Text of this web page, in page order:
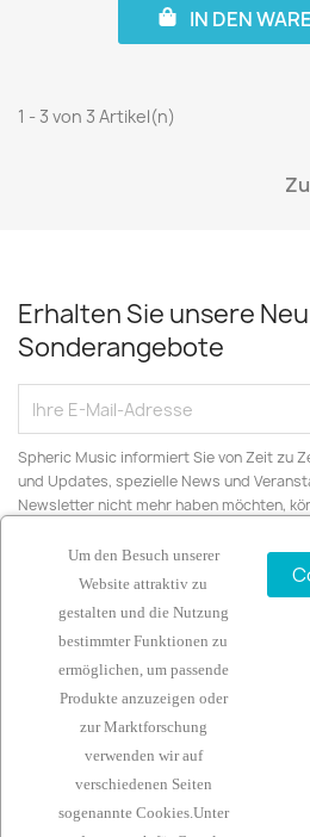
IN DEN
1 - 3 von 3 Artikel(n)
Erhalten Sie unsere
Sonderangebote
Spheric Music informiert Sie von Zeit zu
und Updates, spezielle News und
Newsletter nicht mehr haben möchten,
ARTIKEL
UNTERNEHMEN
KONTAKTINFORMATIONEN
Um den Besuch unserer
Website attraktiv zu
gestalten und die Nutzung
bestimmter Funktionen zu
ermöglichen, um passende
Produkte anzuzeigen oder
zur Marktforschung
verwenden wir auf
verschiedenen Seiten
sogenannte Cookies.Unter